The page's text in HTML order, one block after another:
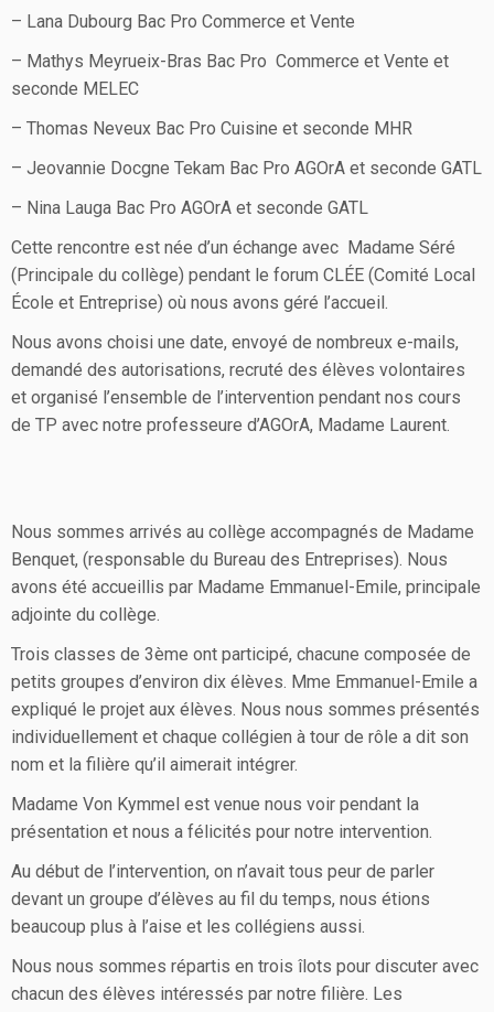
– Lana Dubourg Bac Pro Commerce et Vente
– Mathys Meyrueix-Bras Bac Pro Commerce et Vente et
seconde MELEC
– Thomas Neveux Bac Pro Cuisine et seconde MHR
– Jeovannie Docgne Tekam Bac Pro AGOrA et seconde GATL
– Nina Lauga Bac Pro AGOrA et seconde GATL
Cette rencontre est née d’un échange avec Madame Séré
(Principale du collège) pendant le forum CLÉE (Comité Local
École et Entreprise) où nous avons géré l’accueil.
Nous avons choisi une date, envoyé de nombreux e-mails,
demandé des autorisations, recruté des élèves volontaires
et organisé l’ensemble de l’intervention pendant nos cours
de TP avec notre professeure d’AGOrA, Madame Laurent.
Nous sommes arrivés au collège accompagnés de Madame
Benquet, (responsable du Bureau des Entreprises). Nous
avons été accueillis par Madame Emmanuel-Emile, principale
adjointe du collège.
Trois classes de 3ème ont participé, chacune composée de
petits groupes d’environ dix élèves. Mme Emmanuel-Emile a
expliqué le projet aux élèves. Nous nous sommes présentés
individuellement et chaque collégien à tour de rôle a dit son
nom et la filière qu’il aimerait intégrer.
Madame Von Kymmel est venue nous voir pendant la
présentation et nous a félicités pour notre intervention.
Au début de l’intervention, on n’avait tous peur de parler
devant un groupe d’élèves au fil du temps, nous étions
beaucoup plus à l’aise et les collégiens aussi.
Nous nous sommes répartis en trois îlots pour discuter avec
chacun des élèves intéressés par notre filière. Les